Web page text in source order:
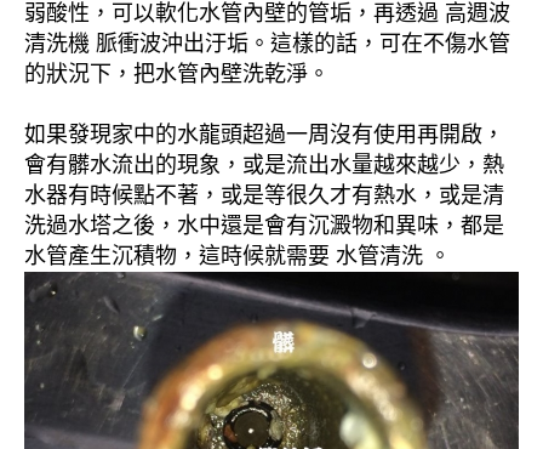
弱酸性，可以軟化水管內壁的管垢，再透過 高週波
清洗機 脈衝波沖出汙垢。這樣的話，可在不傷水管
的狀況下，把水管內壁洗乾淨。
如果發現家中的水龍頭超過一周沒有使用再開啟，
會有髒水流出的現象，或是流出水量越來越少，熱
水器有時候點不著，或是等很久才有熱水，或是清
洗過水塔之後，水中還是會有沉澱物和異味，都是
水管產生沉積物，這時候就需要 水管清洗 。